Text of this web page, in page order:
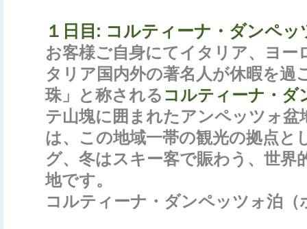
１日目: コルティーナ・ダンペッ
お客様ご自身にてイタリア、ヨー
タリア国内外の著名人が休暇を過
珠」と称されるコルティーナ・ダ
テ山塊に囲まれたアンペッツォ盆
は、この地域一帯の観光の拠点と
グ、冬はスキー客で賑わう、世界
地です。
コルティーナ・ダンペッツォ泊